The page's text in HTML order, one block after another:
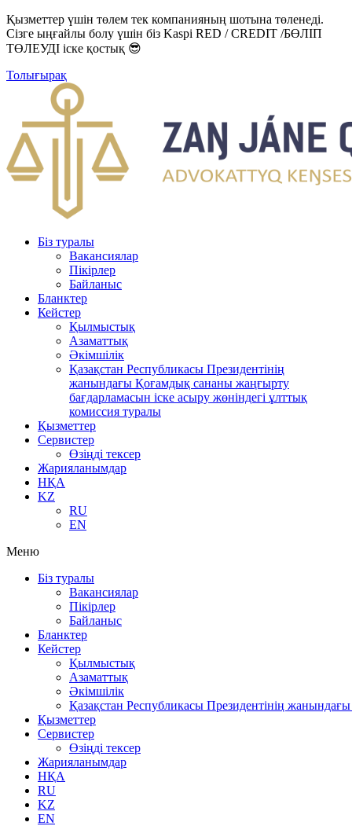
Қызметтер үшін төлем тек компанияның шотына төленеді.
Сізге ыңғайлы болу үшін біз Kaspi RED / CREDIT /БӨЛІП
ТӨЛЕУДІ іске қостық 😎
Толығырақ
Біз туралы
Вакансиялар
Пікірлер
Байланыс
Бланктер
Кейстер
Қылмыстық
Азаматтық
Әкімшілік
Қазақстан Республикасы Президентінің
жанындағы Қоғамдық сананы жаңғырту
бағдарламасын іске асыру жөніндегі ұлттық
комиссия туралы
Қызметтер
Сервистер
Өзіңді тексер
Жарияланымдар
НҚА
KZ
RU
EN
Меню
Біз туралы
Вакансиялар
Пікірлер
Байланыс
Бланктер
Кейстер
Қылмыстық
Азаматтық
Әкімшілік
Қазақстан Республикасы Президентінің
Қызметтер
Сервистер
Өзіңді тексер
Жарияланымдар
НҚА
RU
KZ
EN